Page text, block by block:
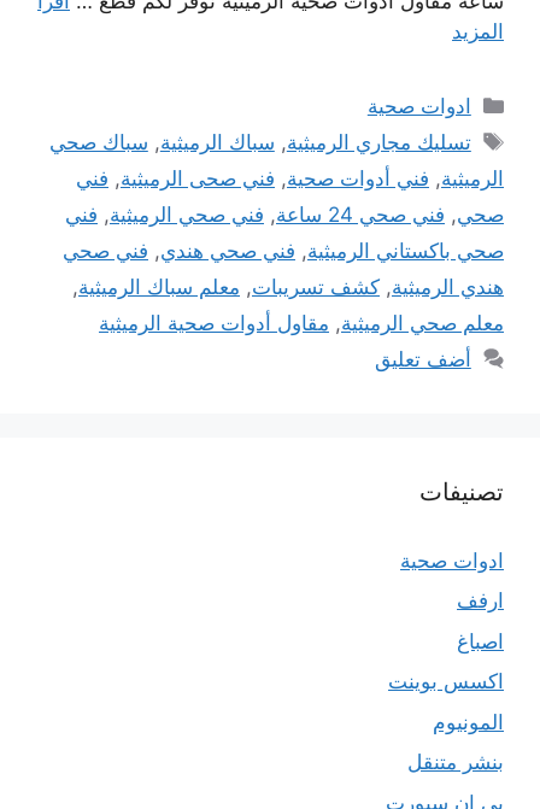
المزيد
التصنيفات
ادوات صحية
الوسوم
تسليك مجاري الرميثية, سباك الرميثية, سباك صحي
الرميثية, فني أدوات صحية, فني صحى الرميثية, فني
صحي, فني صحي 24 ساعة , فني صحي الرميثية, فني
صحي باكستاني الرميثية, فني صحي هندي, فني صحي
هندي الرميثية, كشف تسريبات, معلم سباك الرميثية,
معلم صحي الرميثية, مقاول أدوات صحية الرميثية
أضف تعليق
تصنيفات
ادوات صحية
ارفف
اصباغ
اكسس بوينت
المونيوم
بنشر متنقل
بي ان سبورت